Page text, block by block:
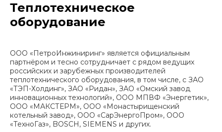
Теплотехническое
оборудование
ООО «ПетроИнжиниринг» является официальным
партнёром и тесно сотрудничает с рядом ведущих
российских и зарубежных производителей
теплотехнического оборудования, в том числе, с ЗАО
«ТЭП-Холдинг», ЗАО «Ридан», ЗАО «Омский завод
инновационных технологий», ООО МПВФ «Энергетик»,
ООО «МАКСТЕРМ», ООО «Монастырищенский
котельный завод», ООО «СарЭнергоПром», ООО
«ТехноГаз», BOSCH, SIEMENS и других.